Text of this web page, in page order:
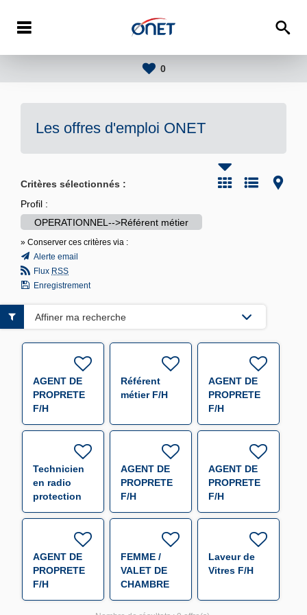
0
Les offres d'emploi ONET
Critères sélectionnés :
Profil :
OPERATIONNEL-->Référent métier
» Conserver ces critères via :
Alerte email
Flux RSS
Enregistrement
AGENT DE
PROPRETE
F/H
Référent
métier F/H
AGENT DE
PROPRETE
F/H
Technicien
en radio
protection
en
environnement
nucléaire
F/H
AGENT DE
PROPRETE
F/H
AGENT DE
PROPRETE
F/H
AGENT DE
PROPRETE
F/H
FEMME /
VALET DE
CHAMBRE
F/H F/H
Laveur de
Vitres F/H
Affiner ma recherche